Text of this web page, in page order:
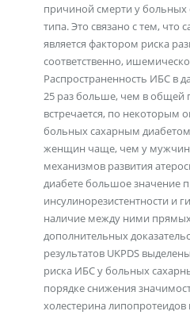
причиной смерти у
типа. Это связано с тем, что
является фактором риска
соответственно,
Распространенность ИБС в
25 раз больше, чем в общей
встречается, по некоторым
больных сахарным
женщин чаще, чем у
механизмов развития
диабете большое значение
инсулинорезистентности и
наличие между ними
дополнительных
результатов UKPDS
риска ИБС у больных
порядке снижения
холестерина